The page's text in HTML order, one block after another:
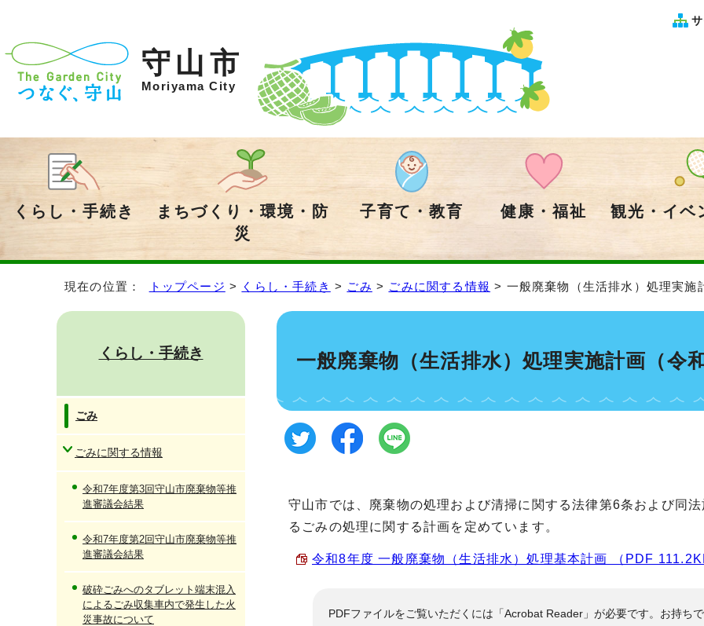
守山市
Moriyama City
くらし・手続き
まちづくり・環境・防
災
子育て・教育 健康・福祉 観光・イベ
現在の位置： トップページ > くらし・手続き > ごみ > ごみに関する情報 > 一般廃棄物（生活排水）処理実施
一般廃棄物（生活排水）処理実施計画（令
守山市では、廃棄物の処理および清掃に関する法律第6条および同
るごみの処理に関する計画を定めています。
令和8年度 一般廃棄物（生活排水）処理基本計画 （PDF
PDFファイルをご覧いただくには「Acrobat Reader」が必要です。お持ち
くらし・手続き
ごみ
ごみに関する情報
令和7年度第3回守山市廃棄物等推
進審議会結果
令和7年度第2回守山市廃棄物等推
進審議会結果
破砕ごみへのタブレット端末混入
によるごみ収集車内で発生した火
災事故について